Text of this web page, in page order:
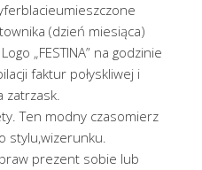
(dzień miesiąca)
„FESTINA” na godzinie
faktur połyskliwej i
zatrzask.
Ten modny czasomierz
stylu,wizerunku.
prezent sobie lub